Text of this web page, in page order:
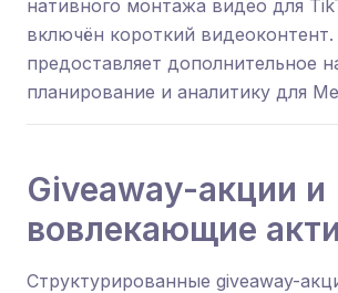
нативного монтажа видео для
включён короткий
предоставляет дополнительное
планирование и аналитику для
Giveaway-акции и
вовлекающие
Структурированные giveaway-